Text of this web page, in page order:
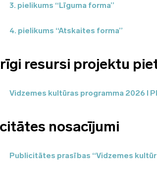
3. pielikums “Līguma forma”
4. pielikums “Atskaites forma”
resursi projektu
Vidzemes kultūras programma 2026 I
nosacījumi
Publicitātes prasības “Vidzemes